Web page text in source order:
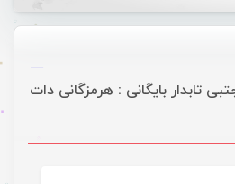
تابدار بایگانی : هرمزگانی دات